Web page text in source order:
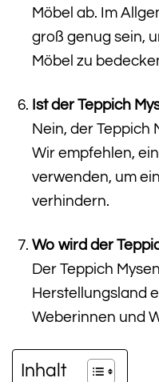
Möbel ab. Im
groß genug sein,
Möbel zu
Ist der Teppich
Nein, der Teppich
Wir empfehlen,
verwenden, um
verhindern.
Wo wird der
Der Teppich
Herstellungsland
Weberinnen und
Inhalt